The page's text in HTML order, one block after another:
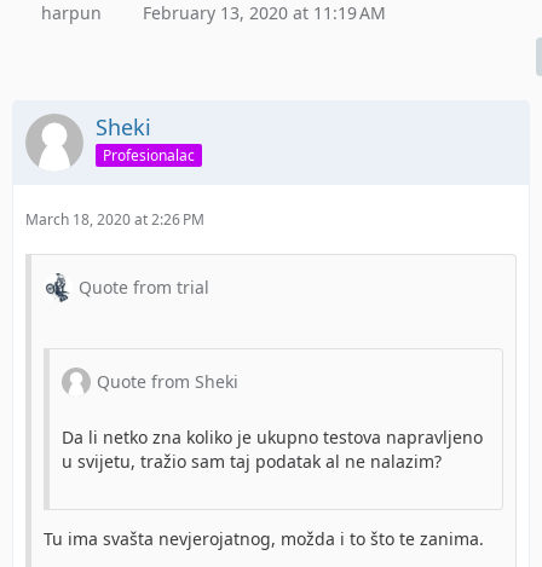
harpun February 13, 2020 at 11:19 AM
Sheki
Profesionalac
March 18, 2020 at 2:26 PM
Quote from trial
Quote from Sheki
Da li netko zna koliko je ukupno testova napravljeno
u svijetu, tražio sam taj podatak al ne nalazim?
Tu ima svašta nevjerojatnog, možda i to što te zanima.